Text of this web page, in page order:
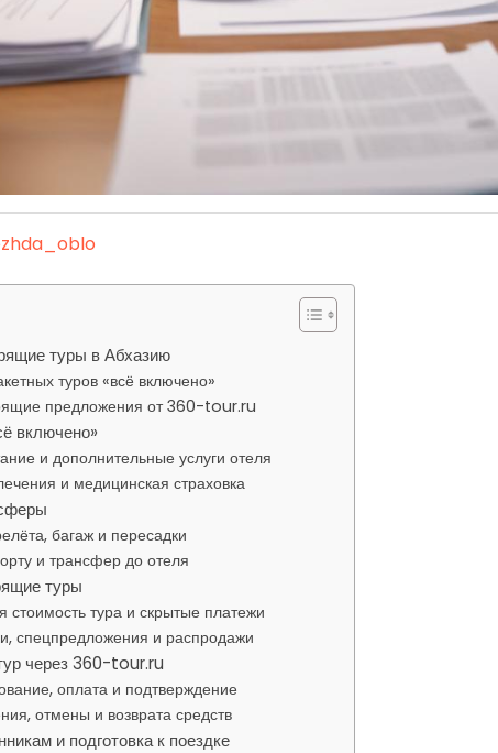
туры в Абхазию
туров «всё включено»
предложения от 360-tour.ru
включено»
и дополнительные услуги отеля
и медицинская страховка
багаж и пересадки
и трансфер до отеля
туры
стоимость тура и скрытые платежи
спецпредложения и распродажи
через 360-tour.ru
оплата и подтверждение
отмены и возврата средств
и подготовка к поездке